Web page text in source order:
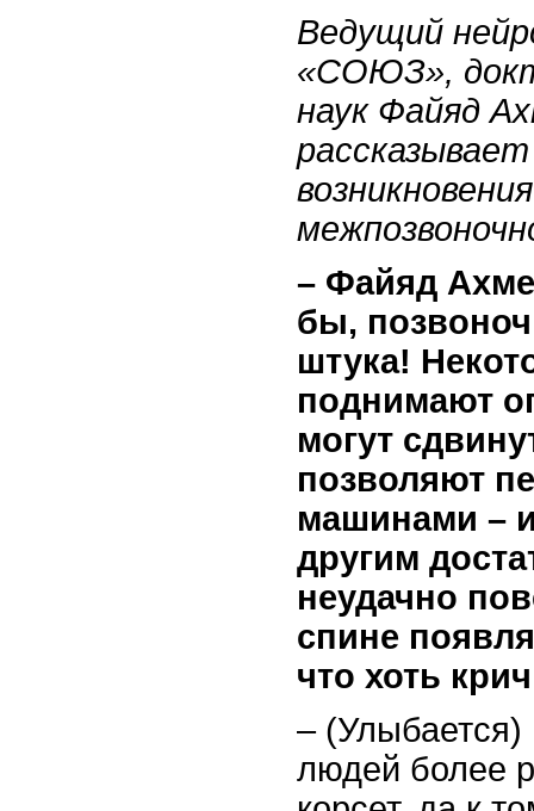
Ведущий
«СОЮЗ»,
наук Файяд
– Файяд
бы,
штука!
поднимают
могут
позволяют
машинами –
другим
неудачно
спине
что хоть
– (Улыбается)
людей более